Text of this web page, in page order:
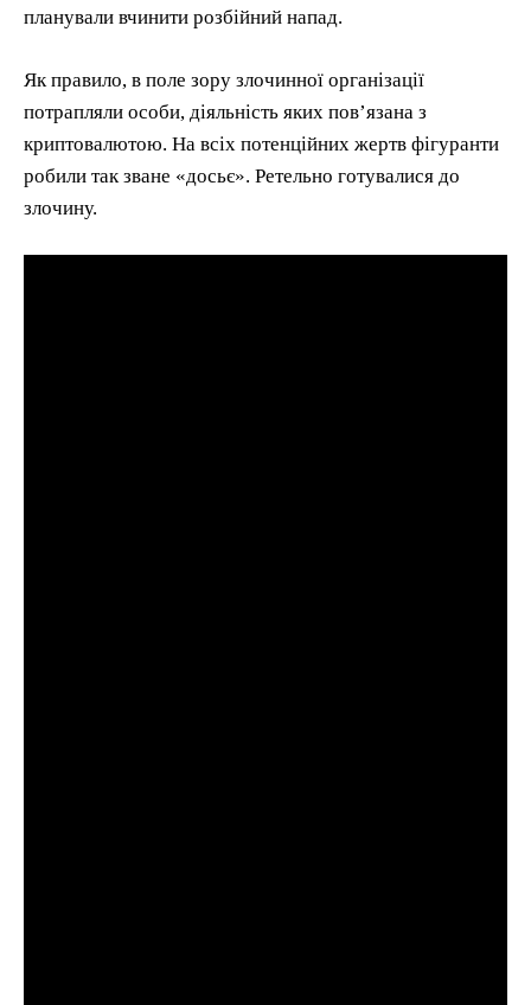
планували вчинити розбійний напад.
Як правило, в поле зору злочинної організації
потрапляли особи, діяльність яких пов’язана з
криптовалютою. На всіх потенційних жертв фігуранти
робили так зване «досьє». Ретельно готувалися до
злочину.